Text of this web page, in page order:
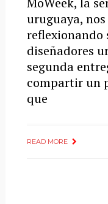
uruguaya,
reflexionando
diseñadores
segunda
compartir un
que
READ MORE